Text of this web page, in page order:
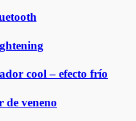
cool – efecto frío
de veneno